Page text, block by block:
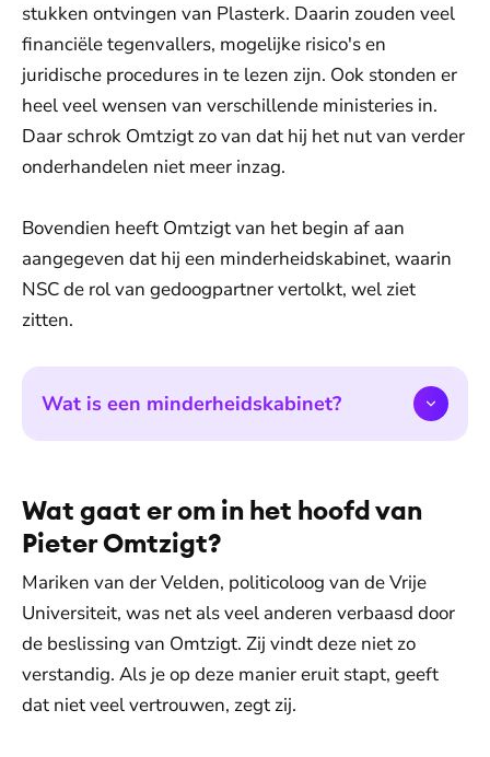
stukken ontvingen van Plasterk. Daarin zouden veel
financiële tegenvallers, mogelijke risico's en
juridische procedures in te lezen zijn. Ook stonden er
heel veel wensen van verschillende ministeries in.
Daar schrok Omtzigt zo van dat hij het nut van verder
onderhandelen niet meer inzag.
Bovendien heeft Omtzigt van het begin af aan
aangegeven dat hij een minderheidskabinet, waarin
NSC de rol van gedoogpartner vertolkt, wel ziet
zitten.
Wat is een minderheidskabinet?
Wat gaat er om in het hoofd van
Pieter Omtzigt?
Mariken van der Velden, politicoloog van de Vrije
Universiteit, was net als veel anderen verbaasd door
de beslissing van Omtzigt. Zij vindt deze niet zo
verstandig. Als je op deze manier eruit stapt, geeft
dat niet veel vertrouwen, zegt zij.